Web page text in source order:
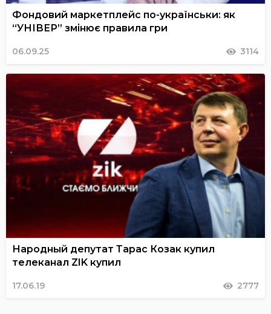
Фондовий маркетплейс по-українськи: як
“УНІВЕР” змінює правила гри
06.09.25 3114
Народный депутат Тарас Козак купил
телеканал ZIK купил
17.06.19 2777